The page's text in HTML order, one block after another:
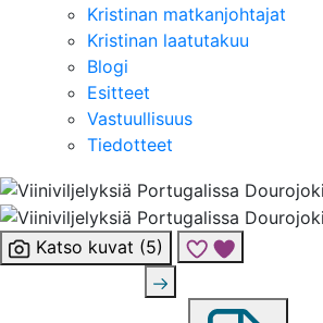
Kristinan matkanjohtajat
Kristinan laatutakuu
Blogi
Esitteet
Vastuullisuus
Tiedotteet
Katso kuvat (5)